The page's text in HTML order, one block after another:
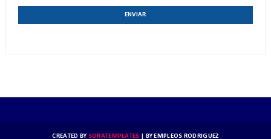
CREATED BY SORATEMPLATES | BYEMPLEOS RODRIGUEZ